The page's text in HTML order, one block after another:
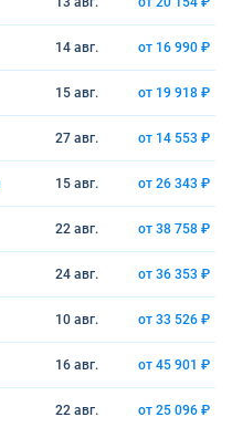
14 авг. от 16 990 ₽
15 авг. от 19 918 ₽
27 авг. от 14 553 ₽
15 авг. от 26 343 ₽
22 авг. от 38 758 ₽
24 авг. от 36 353 ₽
10 авг. от 33 526 ₽
16 авг. от 45 901 ₽
22 авг. от 25 096 ₽